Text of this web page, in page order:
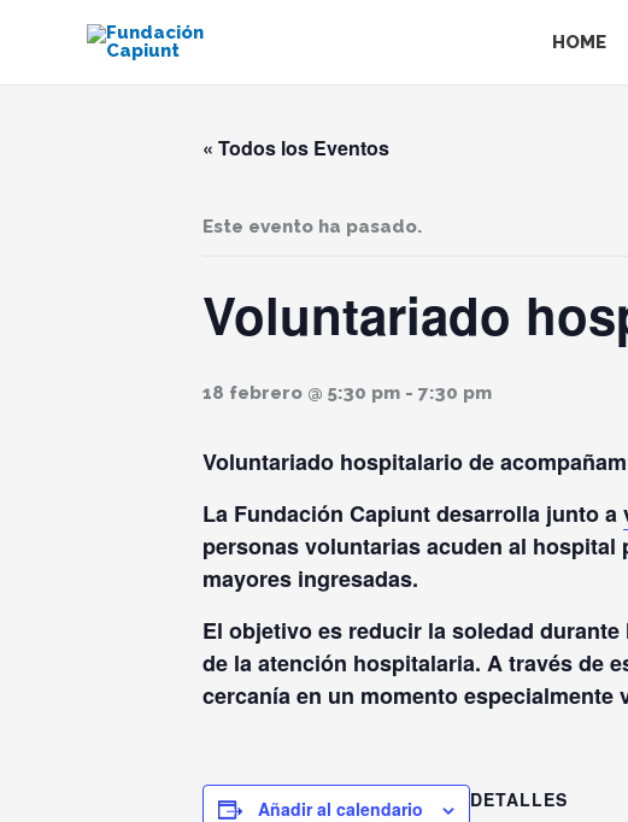
HOME
« Todos los Eventos
Este evento ha pasado.
Voluntariado
18 febrero @ 5:30 pm - 7:30 pm
Voluntariado hospitalario de
La Fundación Capiunt desarrolla junto a
personas voluntarias acuden al hospital
mayores ingresadas.
El objetivo es reducir la soledad
de la atención hospitalaria. A través de
cercanía en un momento especialmente
Añadir al calendario
DETALLES